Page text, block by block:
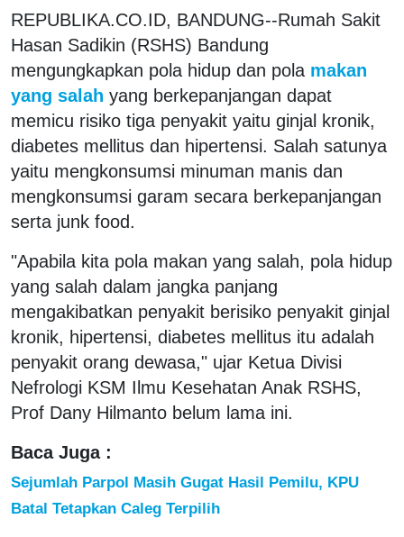
REPUBLIKA.CO.ID, BANDUNG--Rumah Sakit
Hasan Sadikin (RSHS) Bandung
mengungkapkan pola hidup dan pola makan
yang salah yang berkepanjangan dapat
memicu risiko tiga penyakit yaitu ginjal kronik,
diabetes mellitus dan hipertensi. Salah satunya
yaitu mengkonsumsi minuman manis dan
mengkonsumsi garam secara berkepanjangan
serta junk food.
"Apabila kita pola makan yang salah, pola hidup
yang salah dalam jangka panjang
mengakibatkan penyakit berisiko penyakit ginjal
kronik, hipertensi, diabetes mellitus itu adalah
penyakit orang dewasa," ujar Ketua Divisi
Nefrologi KSM Ilmu Kesehatan Anak RSHS,
Prof Dany Hilmanto belum lama ini.
Baca Juga :
Sejumlah Parpol Masih Gugat Hasil Pemilu, KPU
Batal Tetapkan Caleg Terpilih